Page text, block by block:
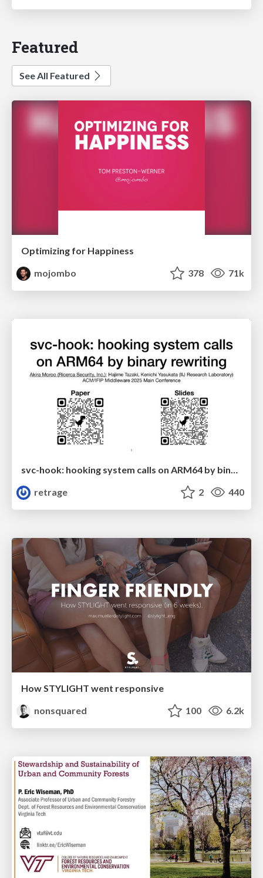
Featured
See All Featured
Optimizing for Happiness
mojombo
378 71k
svc-hook: hooking system calls on ARM64 by binary rewriting
retrage
2 440
How STYLIGHT went responsive
nonsquared
100 6.2k